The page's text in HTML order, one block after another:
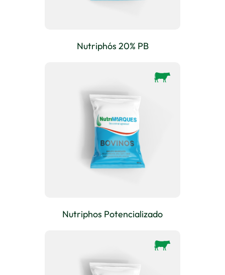
Nutriphós 20% PB
Nutriphos Potencializado